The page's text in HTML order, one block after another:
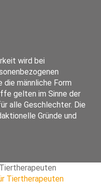
wird bei
männliche Form
gelten im Sinne der
alle Geschlechter. Die
Gründe und
Tiertherapeuten